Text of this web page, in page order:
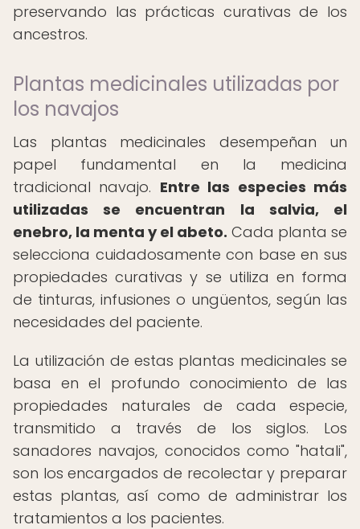
preservando las prácticas curativas de los
ancestros.
Plantas medicinales utilizadas por
los navajos
Las plantas medicinales desempeñan un
papel fundamental en la medicina
tradicional navajo. Entre las especies más
utilizadas se encuentran la salvia, el
enebro, la menta y el abeto. Cada planta se
selecciona cuidadosamente con base en sus
propiedades curativas y se utiliza en forma
de tinturas, infusiones o ungüentos, según las
necesidades del paciente.
La utilización de estas plantas medicinales se
basa en el profundo conocimiento de las
propiedades naturales de cada especie,
transmitido a través de los siglos. Los
sanadores navajos, conocidos como "hatali",
son los encargados de recolectar y preparar
estas plantas, así como de administrar los
tratamientos a los pacientes.